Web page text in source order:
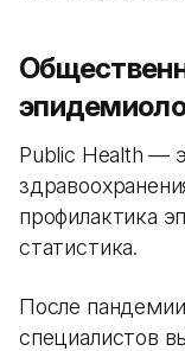
Public Health —
профилактика
статистика.
После
специалистов